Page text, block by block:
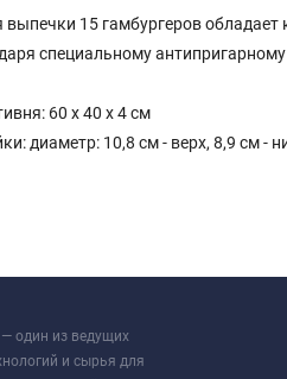
выпечки 15 гамбургеров
специальному
60 х 40 х 4 см
диаметр: 10,8 см - верх, 8,9 см -
один из ведущих
и сырья для